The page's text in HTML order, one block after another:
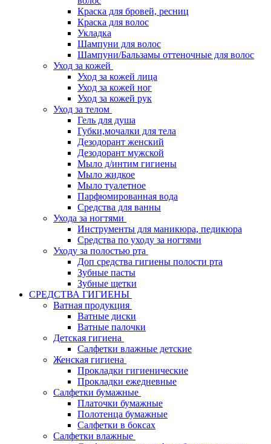
Краска для бровей, ресниц
Краска для волос
Укладка
Шампуни для волос
Шампуни/Бальзамы оттеночные для волос
Уход за кожей
Уход за кожей лица
Уход за кожей ног
Уход за кожей рук
Уход за телом
Гель для душа
Губки,мочалки для тела
Дезодорант женский
Дезодорант мужской
Мыло д/интим гигиены
Мыло жидкое
Мыло туалетное
Парфюмированная вода
Средства для ванны
Ухода за ногтями
Инструменты для маникюра, педикюра
Средства по уходу за ногтями
Уходу за полостью рта
Доп средства гигиены полости рта
Зубные пасты
Зубные щетки
СРЕДСТВА ГИГИЕНЫ
Ватная продукция
Ватные диски
Ватные палочки
Детская гигиена
Салфетки влажные детские
Женская гигиена
Прокладки гигиенические
Прокладки ежедневные
Салфетки бумажные
Платочки бумажные
Полотенца бумажные
Салфетки в боксах
Салфетки влажные